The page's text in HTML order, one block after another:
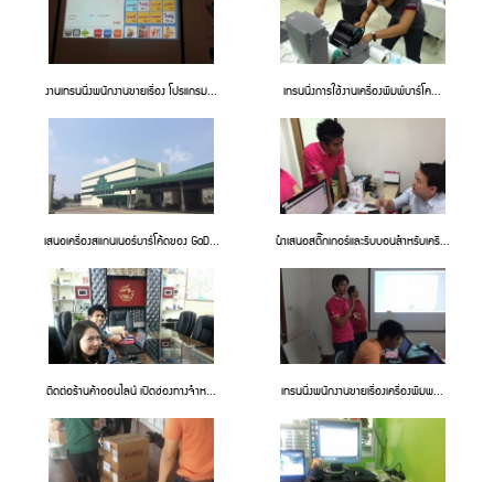
งานเทรนนิ่งพนักงานขายเรื่อง โปรแกรม... เทรนนิ่งการใช้งานเครื่องพิมพ์บาร์โค...
เสนอเครื่องสแกนเนอร์บาร์โค้ดของ GoD... นำเสนอสติ๊กเกอร์และริบบอนสำหรับเครื...
ติดต่อร้านค้าออนไลน์ เปิดช่องทางจำห... เทรนนิ่งพนักงานขายเรื่องเครื่องพิมพ...